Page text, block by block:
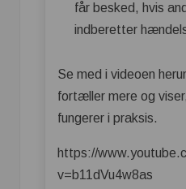
får besked, hvis
indberetter
Se med i videoen
fortæller mere og
fungerer i praksis.
https://
v=b11dVu4w8as